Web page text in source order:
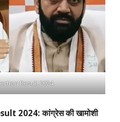
Result 2024
2024: कांग्रेस की खामोशी